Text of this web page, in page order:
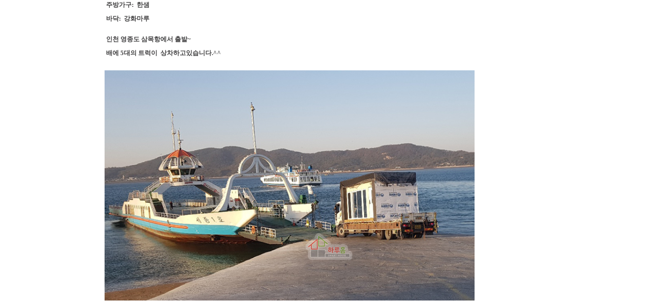
주방가구: 한샘
바닥: 강화마루
인천 영종도 삼목항에서 출발~
배에 5대의 트럭이 상차하고있습니다.^^